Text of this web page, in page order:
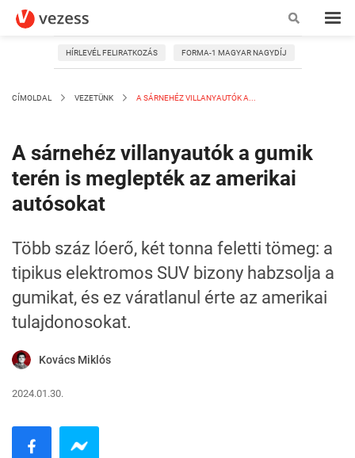
HÍRLEVÉL FELIRATKOZÁS FORMA-1 MAGYAR NAGYDÍJ
CÍMOLDAL VEZETÜNK A SÁRNEHÉZ VILLANYAUTÓK A...
A sárnehéz villanyautók a gumik
terén is meglepték az amerikai
autósokat
Több száz lóerő, két tonna feletti tömeg: a
tipikus elektromos SUV bizony habzsolja a
gumikat, és ez váratlanul érte az amerikai
tulajdonosokat.
Kovács Miklós
2024.01.30.